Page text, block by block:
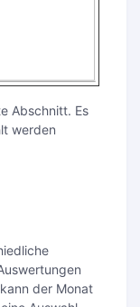
Abschnitt. Es
werden
der Monat